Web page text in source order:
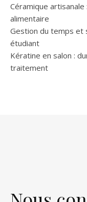
Céramique
alimentaire
Gestion du temps et
étudiant
Kératine en salon :
traitement